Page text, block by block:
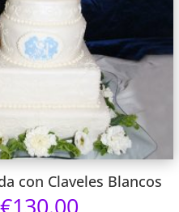
con Claveles Blancos
€130.00